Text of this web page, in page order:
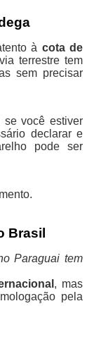
à cota de
terrestre tem
sem precisar
você estiver
declarar e
pode ser
Brasil
Paraguai tem
, mas
pela